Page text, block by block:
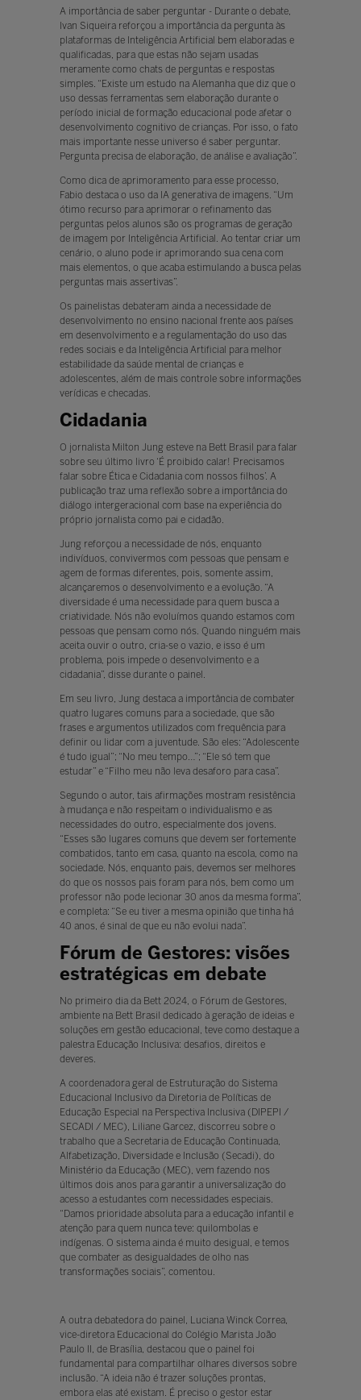
A importância de saber perguntar - Durante o debate,
Ivan Siqueira reforçou a importância da pergunta às
plataformas de Inteligência Artificial bem elaboradas e
qualificadas, para que estas não sejam usadas
meramente como chats de perguntas e respostas
simples. “Existe um estudo na Alemanha que diz que o
uso dessas ferramentas sem elaboração durante o
período inicial de formação educacional pode afetar o
desenvolvimento cognitivo de crianças. Por isso, o fato
mais importante nesse universo é saber perguntar.
Pergunta precisa de elaboração, de análise e avaliação”.
Como dica de aprimoramento para esse processo,
Fabio destaca o uso da IA generativa de imagens. “Um
ótimo recurso para aprimorar o refinamento das
perguntas pelos alunos são os programas de geração
de imagem por Inteligência Artificial. Ao tentar criar um
cenário, o aluno pode ir aprimorando sua cena com
mais elementos, o que acaba estimulando a busca pelas
perguntas mais assertivas”.
Os painelistas debateram ainda a necessidade de
desenvolvimento no ensino nacional frente aos países
em desenvolvimento e a regulamentação do uso das
redes sociais e da Inteligência Artificial para melhor
estabilidade da saúde mental de crianças e
adolescentes, além de mais controle sobre informações
verídicas e checadas.
Cidadania
O jornalista Milton Jung esteve na Bett Brasil para falar
sobre seu último livro ‘É proibido calar! Precisamos
falar sobre Ética e Cidadania com nossos filhos’. A
publicação traz uma reflexão sobre a importância do
diálogo intergeracional com base na experiência do
próprio jornalista como pai e cidadão.
Jung reforçou a necessidade de nós, enquanto
indivíduos, convivermos com pessoas que pensam e
agem de formas diferentes, pois, somente assim,
alcançaremos o desenvolvimento e a evolução. “A
diversidade é uma necessidade para quem busca a
criatividade. Nós não evoluímos quando estamos com
pessoas que pensam como nós. Quando ninguém mais
aceita ouvir o outro, cria-se o vazio, e isso é um
problema, pois impede o desenvolvimento e a
cidadania”, disse durante o painel.
Em seu livro, Jung destaca a importância de combater
quatro lugares comuns para a sociedade, que são
frases e argumentos utilizados com frequência para
definir ou lidar com a juventude. São eles: “Adolescente
é tudo igual”; “No meu tempo…”; “Ele só tem que
estudar” e “Filho meu não leva desaforo para casa”.
Segundo o autor, tais afirmações mostram resistência
à mudança e não respeitam o individualismo e as
necessidades do outro, especialmente dos jovens.
“Esses são lugares comuns que devem ser fortemente
combatidos, tanto em casa, quanto na escola, como na
sociedade. Nós, enquanto pais, devemos ser melhores
do que os nossos pais foram para nós, bem como um
professor não pode lecionar 30 anos da mesma forma”,
e completa: “Se eu tiver a mesma opinião que tinha há
40 anos, é sinal de que eu não evolui nada”.
Fórum de Gestores: visões
estratégicas em debate
No primeiro dia da Bett 2024, o Fórum de Gestores,
ambiente na Bett Brasil dedicado à geração de ideias e
soluções em gestão educacional, teve como destaque a
palestra Educação Inclusiva: desafios, direitos e
deveres.
A coordenadora geral de Estruturação do Sistema
Educacional Inclusivo da Diretoria de Políticas de
Educação Especial na Perspectiva Inclusiva (DIPEPI /
SECADI / MEC), Liliane Garcez, discorreu sobre o
trabalho que a Secretaria de Educação Continuada,
Alfabetização, Diversidade e Inclusão (Secadi), do
Ministério da Educação (MEC), vem fazendo nos
últimos dois anos para garantir a universalização do
acesso a estudantes com necessidades especiais.
“Damos prioridade absoluta para a educação infantil e
atenção para quem nunca teve: quilombolas e
indígenas. O sistema ainda é muito desigual, e temos
que combater as desigualdades de olho nas
transformações sociais”, comentou.
A outra debatedora do painel, Luciana Winck Correa,
vice-diretora Educacional do Colégio Marista João
Paulo II, de Brasília, destacou que o painel foi
fundamental para compartilhar olhares diversos sobre
inclusão. “A ideia não é trazer soluções prontas,
embora elas até existam. É preciso o gestor estar